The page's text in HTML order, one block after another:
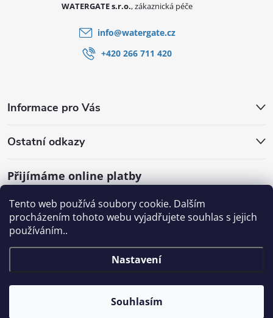
Tento web používá soubory cookie. Dalším
procházením tohoto webu vyjadřujete souhlas s jejich
používáním..
Nastavení
Souhlasím
Informace pro Vás
Ostatní odkazy
Přijímáme online platby
WATERGATE s.r.o.
info@watergate.cz
+420 266 711 420